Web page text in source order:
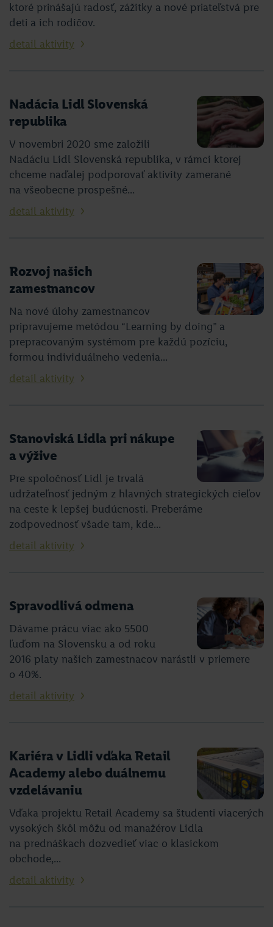
ktoré prinášajú radosť, zážitky a nové priateľstvá pre
deti a ich rodičov.
detail aktivity
Nadácia Lidl Slovenská
republika
V novembri 2020 sme založili
Nadáciu Lidl Slovenská republika, v rámci ktorej
chceme naďalej podporovať aktivity zamerané
na všeobecne prospešné...
detail aktivity
Rozvoj našich
zamestnancov
Na nové úlohy zamestnancov
pripravujeme metódou “Learning by doing” a
prepracovaným systémom pre každú pozíciu,
formou individuálneho vedenia...
detail aktivity
Stanoviská Lidla pri nákupe
a výžive
Pre spoločnosť Lidl je trvalá
udržateľnosť jedným z hlavných strategických cieľov
na ceste k lepšej budúcnosti. Preberáme
zodpovednosť všade tam, kde...
detail aktivity
Spravodlivá odmena
Dávame prácu viac ako 5500
ľuďom na Slovensku a od roku
2016 platy našich zamestnacov narástli v priemere
o 40%.
detail aktivity
Kariéra v Lidli vďaka Retail
Academy alebo duálnemu
vzdelávaniu
Vďaka projektu Retail Academy sa študenti viacerých
vysokých škôl môžu od manažérov Lidla
na prednáškach dozvedieť viac o klasickom
obchode,...
detail aktivity